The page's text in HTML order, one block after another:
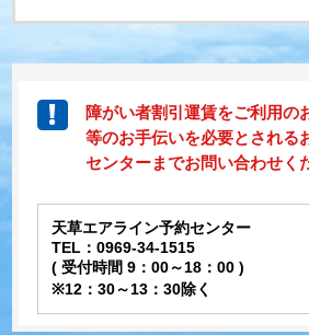
障がい者割引運賃をご利用の
等のお手伝いを必要とされる
センターまでお問い合わせく
天草エアライン予約センター
TEL：0969-34-1515
( 受付時間 9：00～18：00 )
※12：30～13：30除く